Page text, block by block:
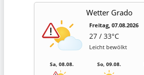
Wetter Grado
Freitag, 07.08.2026
27 / 33°C
Leicht bewölkt
Sa, 08.08. So, 09.08.